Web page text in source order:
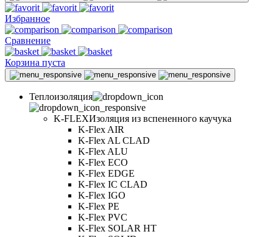
Избранное
Сравнение
Корзина пуста
Теплоизоляция
K-FLEXИзоляция из вспененного каучука
K-Flex AIR
K-Flex AL CLAD
K-Flex ALU
K-Flex ECO
K-Flex EDGE
K-Flex IC CLAD
K-Flex IGO
K-Flex PE
K-Flex PVC
K-Flex SOLAR HT